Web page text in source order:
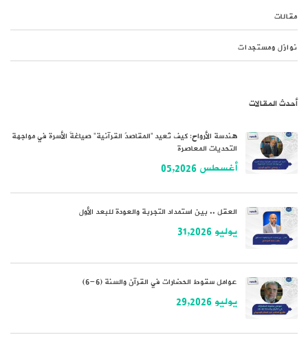
مقالات
نوازل ومستجدات
أحدث المقالات
هندسة الأرواح: كيف تُعيد “المقاصدُ القرآنية” صياغةَ الأسرة في مواجهة
التحديات المعاصرة
أغسطس 05,2026
العقل .. بين استمداد التجربة والعودة للبعد الأول
يوليو 31,2026
عوامل سقوط الحضارات في القرآن والسنة (6-6)
يوليو 29,2026